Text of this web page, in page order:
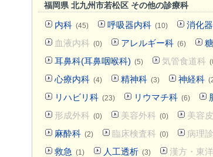
福岡県 北九州市若松区 その他の診療科
内科 (45) 呼吸器内科 (10) 消化
血液内科 (0) アレルギー科 (6)
耳鼻科(耳鼻咽喉科) (5) 気管食道科
心療内科 (4) 精神科 (3) 神経科
リハビリ科 (23) リウマチ科 (6)
形成外科 (0) 美容外科 (0) 美容
麻酔科 (2) 臨床検査科 (0) 病理
救急 (1) 人工透析 (3) 漢方・東